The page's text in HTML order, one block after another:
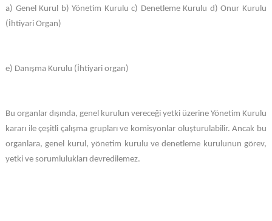
a) Genel Kurul b) Yönetim Kurulu c) Denetleme Kurulu d) Onur Kurulu
(İhtiyari Organ)
e) Danışma Kurulu (İhtiyari organ)
Bu organlar dışında, genel kurulun vereceği yetki üzerine Yönetim Kurulu
kararı ile çeşitli çalışma grupları ve komisyonlar oluşturulabilir. Ancak bu
organlara, genel kurul, yönetim kurulu ve denetleme kurulunun görev,
yetki ve sorumlulukları devredilemez.